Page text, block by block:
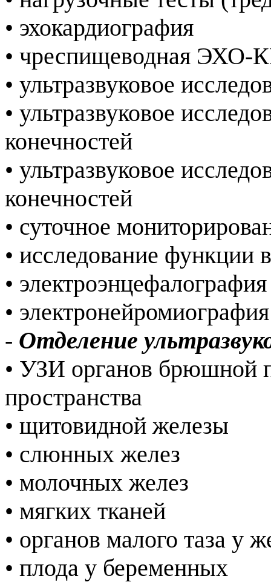
• эхокардиография
• чреспищеводная ЭХО-
• ультразвуковое
• ультразвуковое
конечностей
• ультразвуковое
конечностей
• суточное
• исследование
•
•
- Отделение
• УЗИ органов брюшной
пространства
• щитовидной железы
• слюнных желез
• молочных желез
• мягких тканей
• органов малого таза у
• плода у беременных